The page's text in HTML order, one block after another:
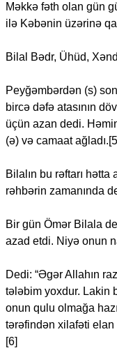
Məkkə fəth olan gün
ilə Kəbənin üzərinə
Bilal Bədr, Ühüd,
Peyğəmbərdən (s)
bircə dəfə atasının
üçün azan dedi.
(ə) və camaat
Bilalın bu rəftarı
rəhbərin zamanında
Bir gün Ömər Bilala
azad etdi. Niyə onun
Dedi: “Əgər Allahın
tələbim yoxdur. Lakin
onun qulu olmağa
tərəfindən xilafəti elan
[6]